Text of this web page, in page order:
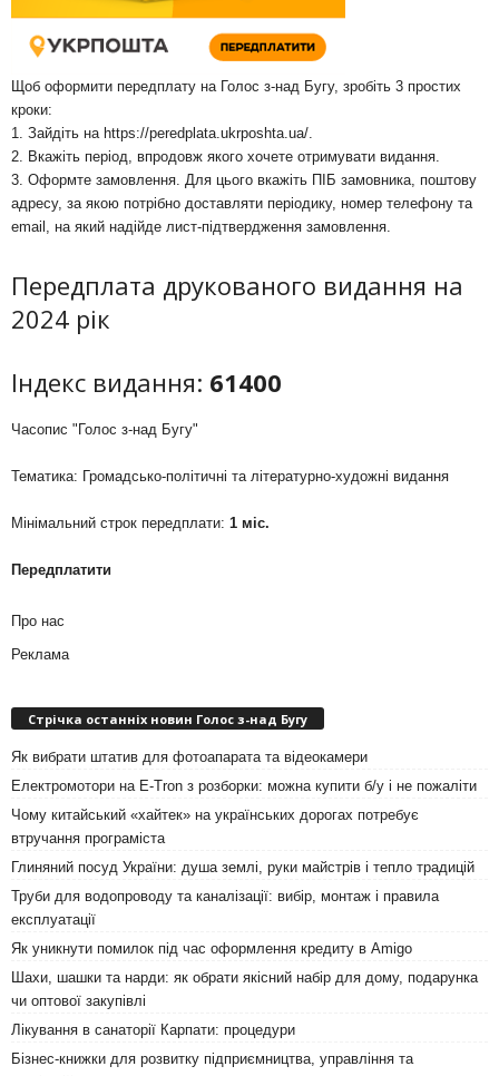
Щоб оформити передплату на Голос з-над Бугу, зробіть 3 простих
кроки:
1. Зайдіть на https://peredplata.ukrposhta.ua/
2. Вкажіть період, впродовж якого хочете отримувати видання.
3. Оформте замовлення. Для цього вкажіть ПІБ замовника, поштову
адресу, за якою потрібно доставляти періодику, номер телефону та
email, на який надійде лист-підтвердження замовлення.
Передплата друкованого видання на
2024 рік
Індекс видання: 61400
Часопис "Голос з-над Бугу"
Тематика: Громадсько-політичні та літературно-художні видання
Мінімальний строк передплати: 1 міс.
Передплатити
Про нас
Реклама
Стрічка останніх новин Голос з-над Бугу
Як вибрати штатив для фотоапарата та відеокамери
Електромотори на E-Tron з розборки: можна купити б/у і не пожаліти
Чому китайський «хайтек» на українських дорогах потребує
втручання програміста
Глиняний посуд України: душа землі, руки майстрів і тепло традицій
Труби для водопроводу та каналізації: вибір, монтаж і правила
експлуатації
Як уникнути помилок під час оформлення кредиту в Amigo
Шахи, шашки та нарди: як обрати якісний набір для дому, подарунка
чи оптової закупівлі
Лікування в санаторії Карпати: процедури
Бізнес-книжки для розвитку підприємництва, управління та